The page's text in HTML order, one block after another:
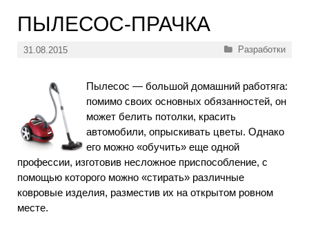
ПЫЛЕСОС-ПРАЧКА
31.08.2015 Рубрики
Разработки
Пылесос — большой домашний работяга:
помимо своих основных обязанностей, он
может белить потолки, красить
автомобили, опрыскивать цветы. Однако
его можно «обучить» еще одной
профессии, изготовив несложное приспособление, с
помощью которого можно «стирать» различные
ковровые изделия, разместив их на открытом ровном
месте.